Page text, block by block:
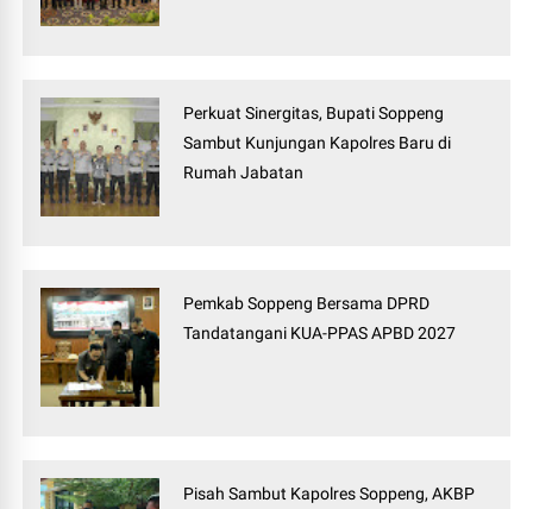
Perkuat Sinergitas, Bupati Soppeng
Sambut Kunjungan Kapolres Baru di
Rumah Jabatan
Pemkab Soppeng Bersama DPRD
Tandatangani KUA-PPAS APBD 2027
Pisah Sambut Kapolres Soppeng, AKBP